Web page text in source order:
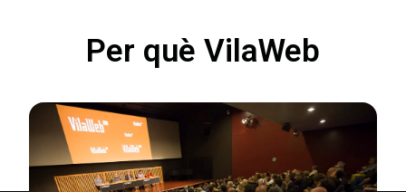
Per què VilaWeb